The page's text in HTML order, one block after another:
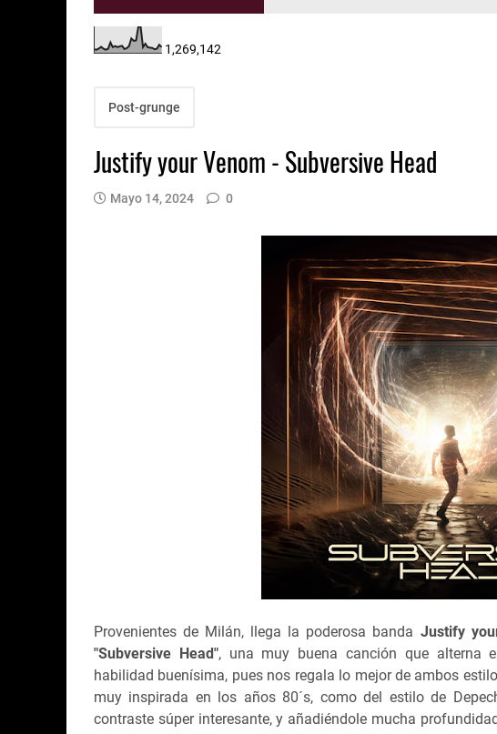
1,269,142
Post-grunge
Justify your Venom - Subversive Head
Mayo 14, 2024 0
Provenientes de Milán, llega la poderosa banda Justify
"Subversive Head", una muy buena canción que alterna
habilidad buenísima, pues nos regala lo mejor de ambos
muy inspirada en los años 80´s, como del estilo de
contraste súper interesante, y añadiéndole mucha